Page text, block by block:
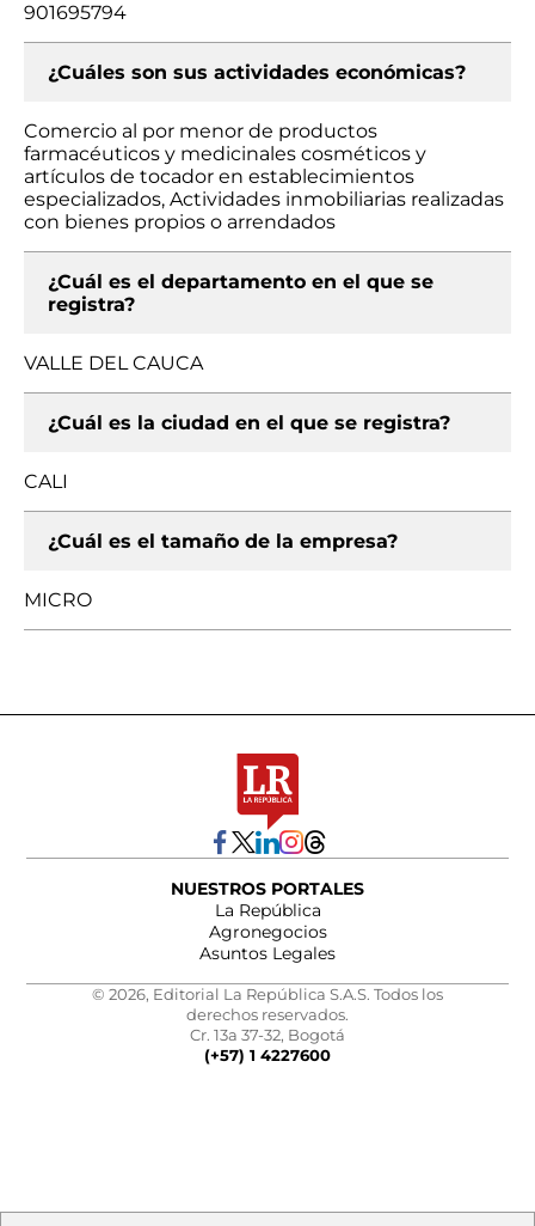
901695794
¿Cuáles son sus actividades económicas?
Comercio al por menor de productos
farmacéuticos y medicinales cosméticos y
artículos de tocador en establecimientos
especializados, Actividades inmobiliarias realizadas
con bienes propios o arrendados
¿Cuál es el departamento en el que se
registra?
VALLE DEL CAUCA
¿Cuál es la ciudad en el que se registra?
CALI
¿Cuál es el tamaño de la empresa?
MICRO
NUESTROS PORTALES
La República
Agronegocios
Asuntos Legales
© 2026, Editorial La República S.A.S. Todos los
derechos reservados.
Cr. 13a 37-32, Bogotá
(+57) 1 4227600